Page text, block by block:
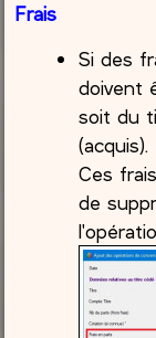
Frais
Si des
doivent
soit du
(acquis).
Ces
de